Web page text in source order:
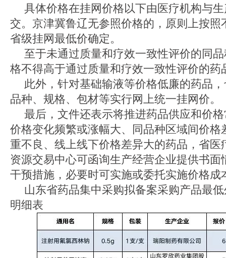
具体价格在挂网价格以下由医疗机构与
交。京津冀鲁辽无参照价格的，原则上按照
省级挂网最低价确定。
至于未通过质量和疗效一致性评价的同
格不得高于通过质量和疗效一致性评价的药
此外，针对基础输液等价格低廉的药品
品种、规格、包材等实行网上统一挂网价。
最后，文件还表示将推进药品供应和价
价格变化频繁或涨幅大、同品种区域间价格
重不良、线上线下价格差异大的药品，省医
资源交易中心可函询生产经营企业提供书面
干预措施，必要时可实施或委托实施价格成
山东省药品集中采购拟备案采购产品最
明细表